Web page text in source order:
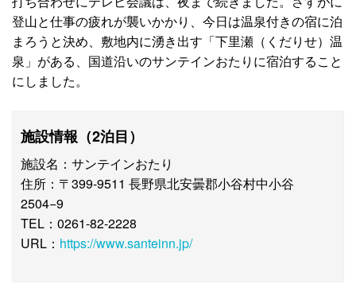
登山と仕事の疲れが襲いかかり、今日は温泉付きの宿に泊
まろうと決め、敷地内に湧き出す「下里瀬（くだりせ）温
泉」がある、国道沿いのサンテインおたりに宿泊すること
にしました。
施設情報（2泊目）
施設名：サンテインおたり
住所：〒399-9511 長野県北安曇郡小谷村中小谷
2504−9
TEL：0261-82-2228
URL： https://www.santeinn.jp/